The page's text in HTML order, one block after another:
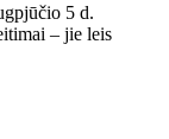
5 d.
– jie leis